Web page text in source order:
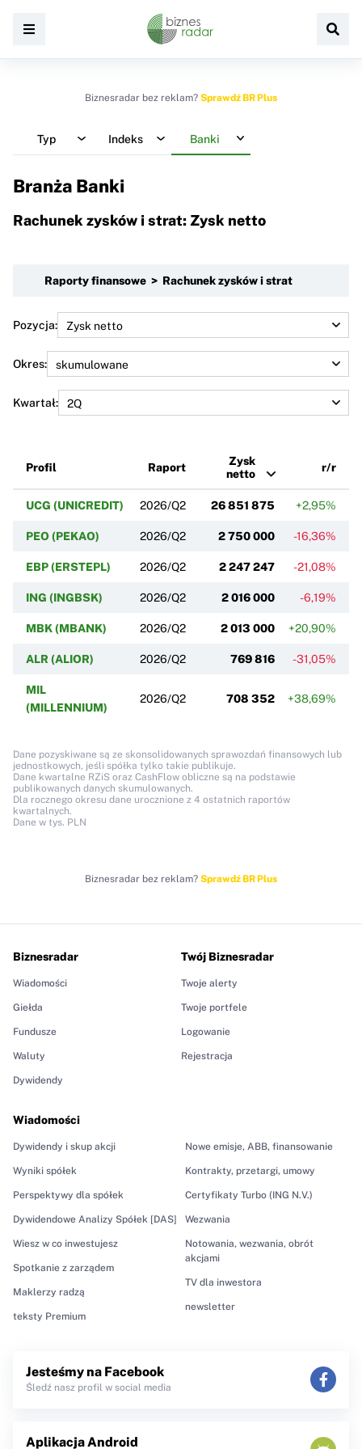
Biznesradar bez reklam? Sprawdź BR Plus
Typ Indeks Banki
Branża Banki
Rachunek zysków i strat: Zysk netto
Raporty finansowe > Rachunek zysków i strat
Pozycja:
Okres:
Kwartał:
Profil Raport
Zysk
netto
r/r
UCG (UNICREDIT) 2026/Q2 26 851 875 +2,95%
PEO (PEKAO) 2026/Q2 2 750 000 -16,36%
EBP (ERSTEPL) 2026/Q2 2 247 247 -21,08%
ING (INGBSK) 2026/Q2 2 016 000 -6,19%
MBK (MBANK) 2026/Q2 2 013 000 +20,90%
ALR (ALIOR) 2026/Q2 769 816 -31,05%
MIL
(MILLENNIUM)
2026/Q2 708 352 +38,69%
Dane pozyskiwane są ze skonsolidowanych sprawozdań finansowych lub
jednostkowych, jeśli spółka tylko takie publikuje.
Dane kwartalne RZiS oraz CashFlow obliczne są na podstawie
publikowanych danych skumulowanych.
Dla rocznego okresu dane urocznione z 4 ostatnich raportów
kwartalnych.
Dane w tys. PLN
Biznesradar bez reklam? Sprawdź BR Plus
Biznesradar
Wiadomości
Giełda
Fundusze
Waluty
Dywidendy
Wiadomości
Dywidendy i skup akcji
Wyniki spółek
Perspektywy dla spółek
Dywidendowe Analizy Spółek [DAS]
Wiesz w co inwestujesz
Spotkanie z zarządem
Maklerzy radzą
teksty Premium
Nowe emisje, ABB, finansowanie
Kontrakty, przetargi, umowy
Certyfikaty Turbo (ING N.V.)
Wezwania
Notowania, wezwania, obrót
akcjami
TV dla inwestora
newsletter
Twój Biznesradar
Twoje alerty
Twoje portfele
Logowanie
Rejestracja
Jesteśmy na Facebook
Śledź nasz profil w social media
Aplikacja Android